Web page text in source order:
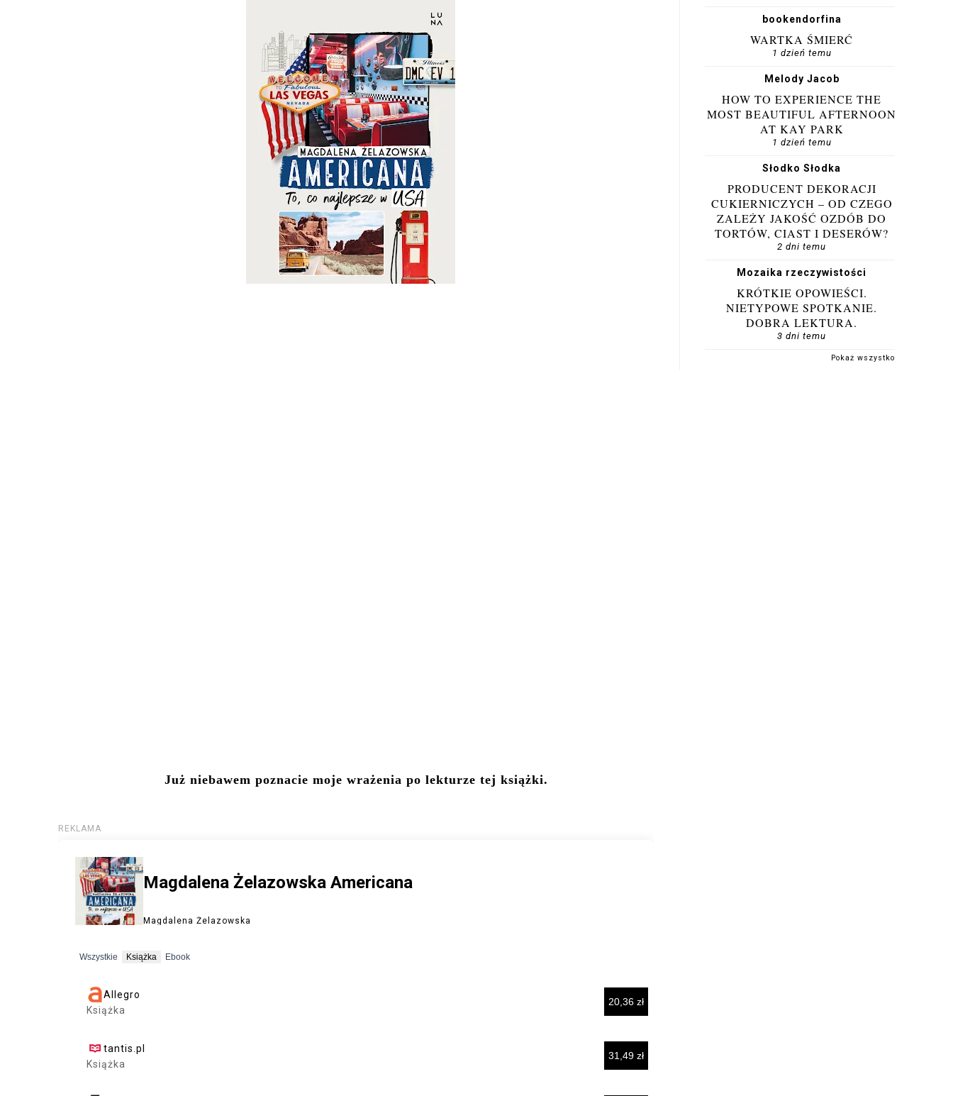
Już niebawem poznacie moje wrażenia po lekturze tej książki.
bookendorfina
WARTKA ŚMIERĆ
1 dzień temu
Melody Jacob
HOW TO EXPERIENCE THE
MOST BEAUTIFUL AFTERNOON
AT KAY PARK
1 dzień temu
Słodko Słodka
PRODUCENT DEKORACJI
CUKIERNICZYCH – OD CZEGO
ZALEŻY JAKOŚĆ OZDÓB DO
TORTÓW, CIAST I DESERÓW?
2 dni temu
Mozaika rzeczywistości
KRÓTKIE OPOWIEŚCI.
NIETYPOWE SPOTKANIE.
DOBRA LEKTURA.
3 dni temu
Pokaż wszystko